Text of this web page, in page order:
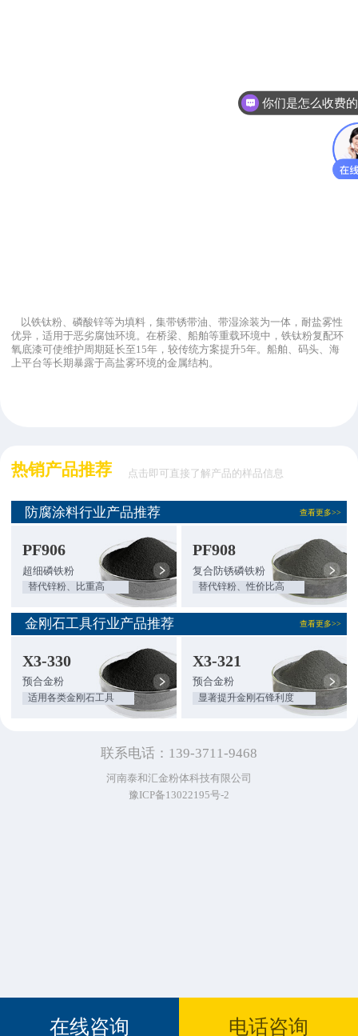
以铁钛粉、磷酸锌等为填料，集带锈带油、带湿涂装为一体，耐盐雾性
优异，适用于恶劣腐蚀环境。在桥梁、船舶等重载环境中，铁钛粉复配环
氧底漆可使维护周期延长至15年，较传统方案提升5年。船舶、码头、海
上平台等长期暴露于高盐雾环境的金属结构。
热销产品推荐 点击即可直接了解产品的样品信息
防腐涂料行业产品推荐 查看更多>>
PF906
超细磷铁粉
替代锌粉、比重高
PF908
复合防锈磷铁粉
替代锌粉、性价比高
金刚石工具行业产品推荐 查看更多>>
X3-330
预合金粉
适用各类金刚石工具
X3-321
预合金粉
显著提升金刚石锋利度
联系电话：139-3711-9468
河南泰和汇金粉体科技有限公司
豫ICP备13022195号-2
在线咨询 电话咨询
你们是怎么收费